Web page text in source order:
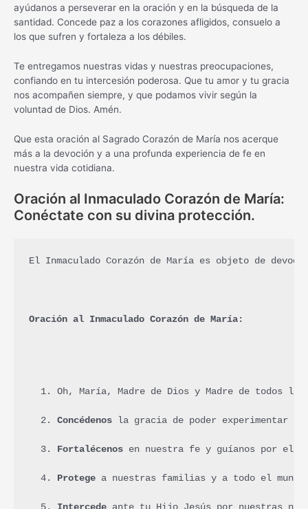
ayúdanos a perseverar en la oración y en la búsqueda de la
santidad. Concede paz a los corazones afligidos, consuelo a
los que sufren y fortaleza a los débiles.
Te entregamos nuestras vidas y nuestras preocupaciones,
confiando en tu intercesión poderosa. Que tu amor y tu gracia
nos acompañen siempre, y que podamos vivir según la
voluntad de Dios. Amén.
Que esta oración al Sagrado Corazón de María nos acerque
más a la devoción y a una profunda experiencia de fe en
nuestra vida cotidiana.
Oración al Inmaculado Corazón de María:
Conéctate con su divina protección.
El Inmaculado Corazón de María es objeto de
Oración al Inmaculado Corazón de María:
Oh, María, Madre de Dios y Madre de todos
Concédenos la gracia de poder experimentar tu
Fortalécenos en nuestra fe y guíanos por el
Protege a nuestras familias y a todo el